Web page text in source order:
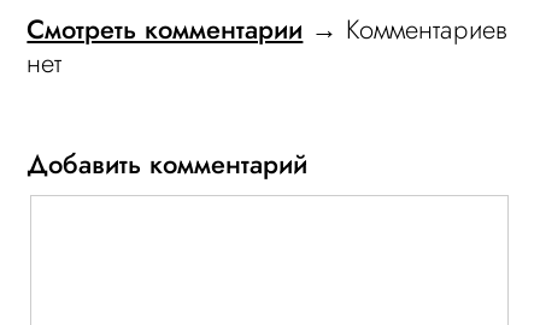
Смотреть комментарии → Комментариев
нет
Добавить комментарий